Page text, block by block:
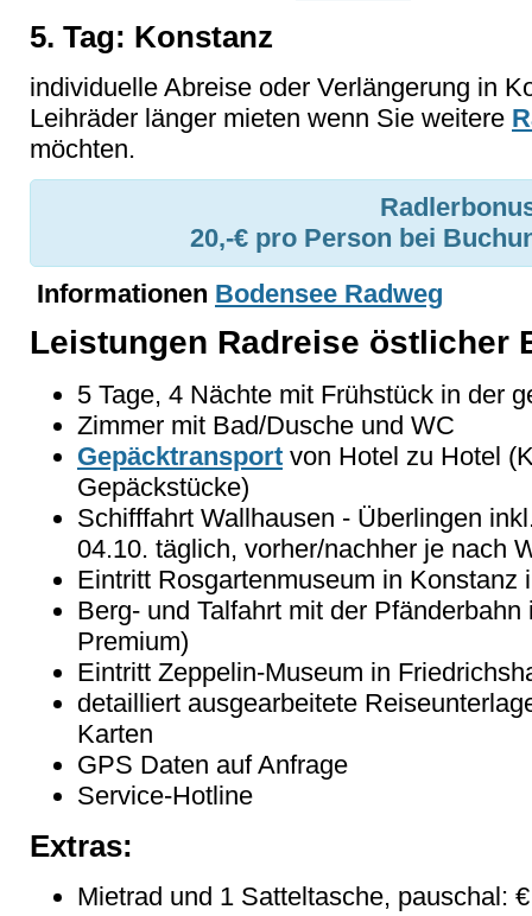
5. Tag: Konstanz
individuelle Abreise oder Verlängerung in
Leihräder länger mieten wenn Sie weitere
möchten.
20,-€ pro Person bei
Informationen Bodensee Radweg
Leistungen Radreise östlicher
5 Tage, 4 Nächte mit Frühstück in der
Zimmer mit Bad/Dusche und WC
Gepäcktransport von Hotel zu Hotel
Gepäckstücke)
Schifffahrt Wallhausen - Überlingen
04.10. täglich, vorher/nachher je nach
Eintritt Rosgartenmuseum in Konstanz
Berg- und Talfahrt mit der
Premium)
Eintritt Zeppelin-Museum in
detailliert ausgearbeitete
Karten
GPS Daten auf Anfrage
Service-Hotline
Extras:
Mietrad und 1 Satteltasche, pauschal: